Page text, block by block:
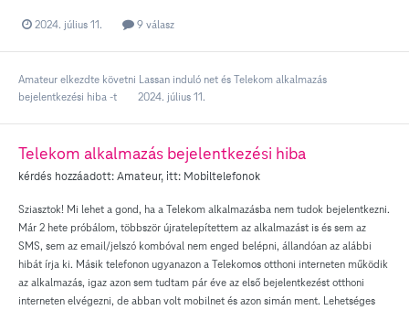
2024. július 11. 9 válasz
Amateur elkezdte követni Lassan induló net és Telekom alkalmazás
bejelentkezési hiba -t 2024. július 11.
Telekom alkalmazás bejelentkezési hiba
kérdés hozzáadott:Amateur, itt: Mobiltelefonok
Sziasztok! Mi lehet a gond, ha a Telekom alkalmazásba nem tudok bejelentkezni.
Már 2 hete próbálom, többször újratelepítettem az alkalmazást is és sem az
SMS, sem az email/jelszó kombóval nem enged belépni, állandóan az alábbi
hibát írja ki. Másik telefonon ugyanazon a Telekomos otthoni interneten működik
az alkalmazás, igaz azon sem tudtam pár éve az első bejelentkezést otthoni
interneten elvégezni, de abban volt mobilnet és azon simán ment. Lehetséges